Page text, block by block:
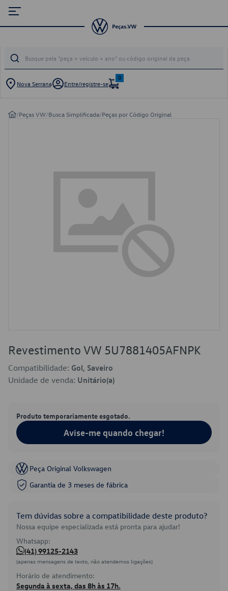
Nova Serrana Entre/registre-se
0
/Peças VW/Busca Simplificada/Peças por Código Original
Revestimento VW 5U7881405AFNPK
Compatibilidade: Gol, Saveiro
Unidade de venda: Unitário(a)
Produto temporariamente esgotado.
Avise-me quando chegar!
Peça Original Volkswagen
Garantia de 3 meses de fábrica
Tem dúvidas sobre a compatibilidade deste produto?
Nossa equipe especializada está pronta para ajudar!
Whatsapp:
(41) 99125-2143
(apenas mensagens de texto, não atendemos ligações)
Horário de atendimento:
Segunda à sexta, das 8h às 17h.